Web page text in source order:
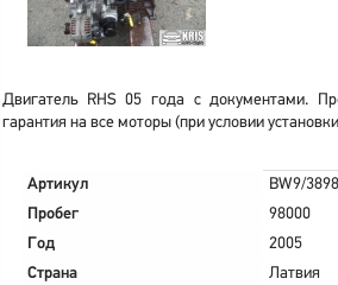
Двигатель RHS 05 года с документами.
гарантия на все моторы (при условии
Артикул
BW9/3898
Пробег
98000
Год
2005
Страна
Латвия